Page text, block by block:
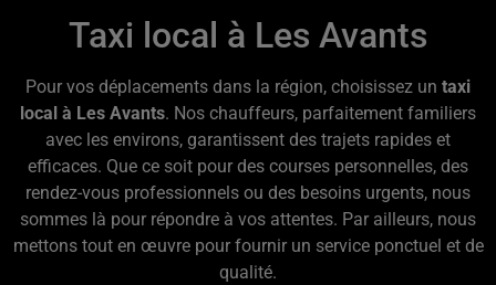
Taxi local à Les Avants
Pour vos déplacements dans la région, choisissez un taxi
local à Les Avants. Nos chauffeurs, parfaitement familiers
avec les environs, garantissent des trajets rapides et
efficaces. Que ce soit pour des courses personnelles, des
rendez-vous professionnels ou des besoins urgents, nous
sommes là pour répondre à vos attentes. Par ailleurs, nous
mettons tout en œuvre pour fournir un service ponctuel et de
qualité.